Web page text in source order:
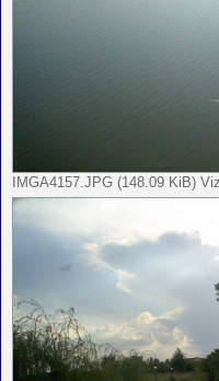
IMGA4157.JPG (148.09 KiB)